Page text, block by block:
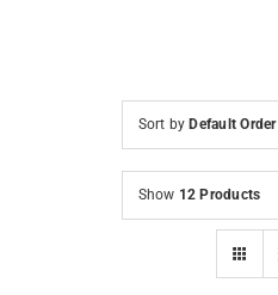
Svetovanje
Sort by Default Order
Show 12 Products